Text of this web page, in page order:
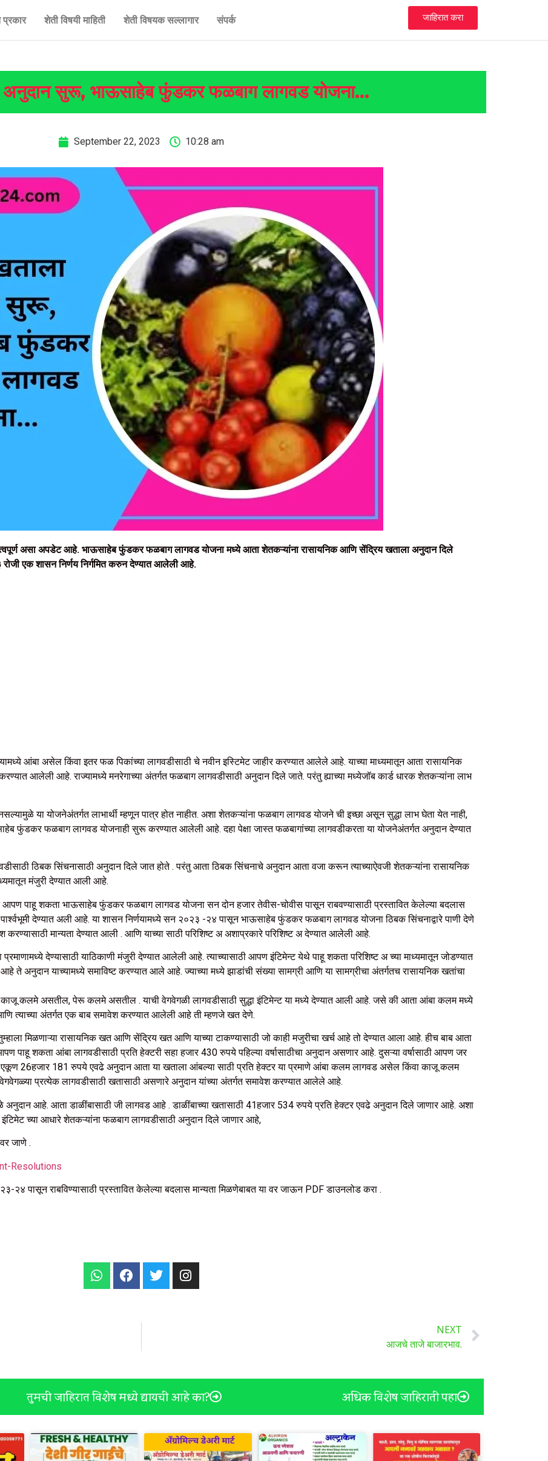
प्रकार शेती विषयी माहिती शेती विषयक सल्लागार संपर्क जाहिरात करा
सुरू, भाऊसाहेब फुंडकर फळबाग लागवड योजना…
September 22, 2023 10:28 am
असा अपडेट आहे. भाऊसाहेब फुंडकर फळबाग लागवड योजना मध्ये आता शेतकऱ्यांना रासायनिक आणि सेंद्रिय खताला अनुदान दिले
एक शासन निर्णय निर्गमित करुन देण्यात आलेली आहे.
आंबा असेल किंवा इतर फळ पिकांच्या लागवडीसाठी चे नवीन इस्टिमेट जाहीर करण्यात आलेले आहे. याच्या माध्यमातून आता रासायनिक
आलेली आहे. राज्यामध्ये मनरेगाच्या अंतर्गत फळबाग लागवडीसाठी अनुदान दिले जाते. परंतु ह्याच्या मध्येजॉब कार्ड धारक शेतकऱ्यांना लाभ
या योजनेअंतर्गत लाभार्थी म्हणून पात्र होत नाहीत. अशा शेतकऱ्यांना फळबाग लागवड योजने ची इच्छा असून सुद्धा लाभ घेता येत नाही,
फुंडकर फळबाग लागवड योजनाही सुरू करण्यात आलेली आहे. दहा पेक्षा जास्त फळबागांच्या लागवडीकरता या योजनेअंतर्गत अनुदान देण्यात
ठिबक सिंचनासाठी अनुदान दिले जात होते . परंतु आता ठिबक सिंचनाचे अनुदान आता वजा करून त्याच्याऐवजी शेतकऱ्यांना रासायनिक
मंजुरी देण्यात आली आहे.
आपण पाहू शकता भाऊसाहेब फुंडकर फळबाग लागवड योजना सन दोन हजार तेवीस-चोवीस पासून राबवण्यासाठी प्रस्तावित केलेल्या बदलास
देण्यात अली आहे. या शासन निर्णयामध्ये सन २०२३ -२४ पासून भाऊसाहेब फुंडकर फळबाग लागवड योजना ठिबक सिंचनाद्वारे पाणी देणे
करण्यासाठी मान्यता देण्यात आली . आणि याच्या साठी परिशिष्ट अ अशाप्रकारे परिशिष्ट अ देण्यात आलेली आहे.
देण्यासाठी याठिकाणी मंजुरी देण्यात आलेली आहे. त्याच्यासाठी आपण इंटिमेन्ट येथे पाहू शकता परिशिष्ट अ च्या माध्यमातून जोडण्यात
अनुदान याच्यामध्ये समाविष्ट करण्यात आले आहे. ज्याच्या मध्ये झाडांची संख्या सामग्री आणि या सामग्रीचा अंतर्गतच रासायनिक खतांचा
असतील, पेरू कलमे असतील . याची वेगवेगळी लागवडीसाठी सुद्धा इंटिमेन्ट या मध्ये देण्यात आली आहे. जसे की आता आंबा कलम मध्ये
त्याच्या अंतर्गत एक बाब समावेश करण्यात आलेली आहे ती म्हणजे खत देणे.
मिळणाऱ्या रासायनिक खत आणि सेंद्रिय खत आणि याच्या टाकण्यासाठी जो काही मजुरीचा खर्च आहे तो देण्यात आला आहे. हीच बाब आता
पाहू शकता आंबा लागवडीसाठी प्रति हेक्‍टरी सहा हजार 430 रुपये पहिल्या वर्षासाठीचा अनुदान असणार आहे. दुसऱ्या वर्षासाठी आपण जर
एकूण 26हजार 181 रुपये एवढे अनुदान आता या खताला आंबल्या साठी प्रति हेक्टर या प्रमाणे आंबा कलम लागवड असेल किंवा काजू कलम
प्रत्येक लागवडीसाठी खतासाठी असणारे अनुदान यांच्या अंतर्गत समावेश करण्यात आलेले आहे.
अनुदान आहे. आता डाळींबासाठी जी लागवड आहे . डाळींबाच्या खतासाठी 41हजार 534 रुपये प्रति हेक्‍टर एवढे अनुदान दिले जाणार आहे. अशा
च्या आधारे शेतकऱ्यांना फळबाग लागवडीसाठी अनुदान दिले जाणार आहे,
जाणे .
Resolutions
पासून राबविण्यासाठी प्रस्तावित केलेल्या बदलास मान्यता मिळणेबाबत या वर जाऊन PDF डाउनलोड करा .
NEXT
आजचे ताजे बाजारभाव.
तुमची जाहिरात विशेष मध्ये द्यायची आहे का? अधिक विशेष जाहिराती पहा